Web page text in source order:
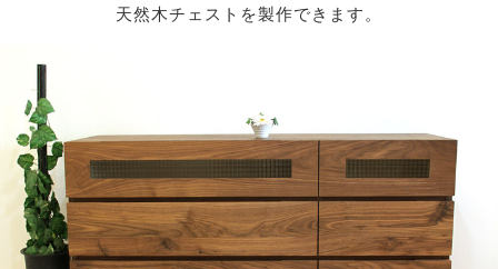
天板には無垢板を何枚も交互に組み合わせて反りや割れ
を出来るだけ防ぎ、使い心地に配慮しています。
当店の無垢材の仕上がりの美しさは、たくさんの方にご
支持いただいております。
また、あえて節あり材を使用することで、個性豊かな家
天然木チェストを製作できます。